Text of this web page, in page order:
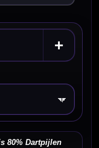
+
80% Dartpijlen